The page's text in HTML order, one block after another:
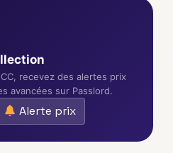
recevez des alertes prix
avancées sur Passlord.
Alerte prix